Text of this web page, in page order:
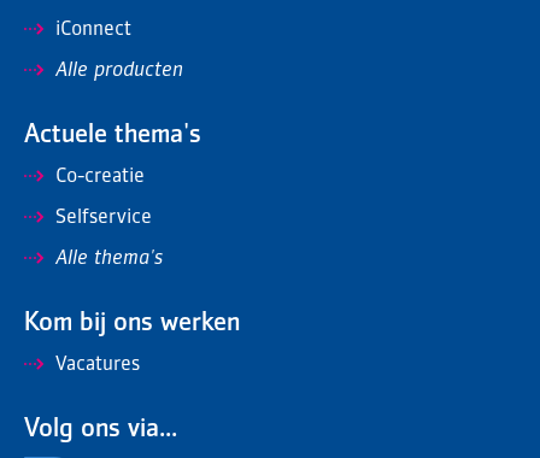
iConnect
Alle producten
Actuele thema's
Co-creatie
Selfservice
Alle thema's
Kom bij ons werken
Vacatures
Volg ons via...